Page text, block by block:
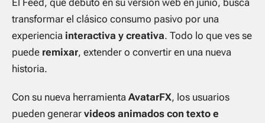
transformar el clásico consumo pasivo por una
experiencia interactiva y creativa. Todo lo que ves se
puede remixar, extender o convertir en una nueva
historia.
Con su nueva herramienta AvatarFX, los usuarios
pueden generar videos animados con texto e